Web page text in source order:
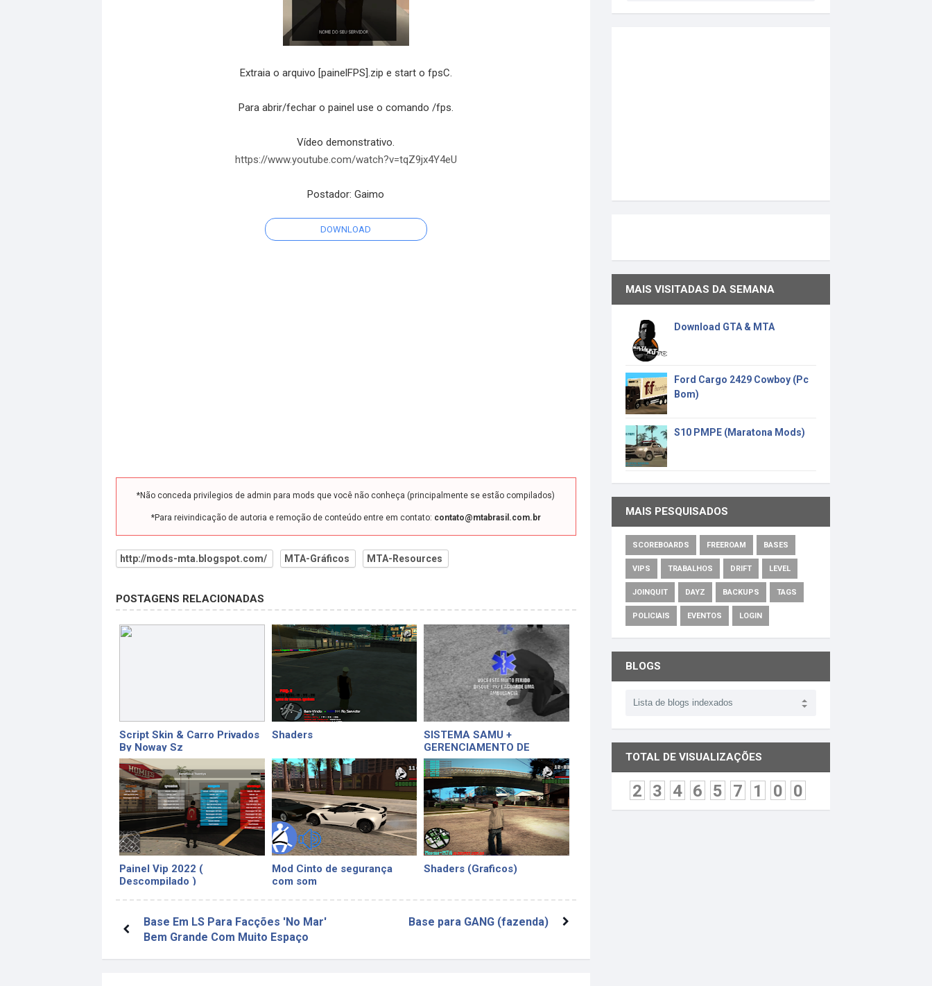
Extraia o arquivo [painelFPS].zip e start o fpsC.
Para abrir/fechar o painel use o comando /fps.
Vídeo demonstrativo.
https://www.youtube.com/watch?v=tqZ9jx4Y4eU
Postador: Gaimo
DOWNLOAD
*Não conceda privilegios de admin para mods que você não conheça (principalmente se estão compilados)
*Para reivindicação de autoria e remoção de conteúdo entre em contato: contato@mtabrasil.com.br
http://mods-mta.blogspot.com/ MTA-Gráficos MTA-Resources
POSTAGENS RELACIONADAS
Script Skin & Carro Privados
By Noway Sz
Shaders
SISTEMA SAMU +
GERENCIAMENTO DE
CHAMADAS
Painel Vip 2022 (
Descompilado )
Mod Cinto de segurança
com som
Shaders (Graficos)
Base Em LS Para Facções 'No Mar'
Bem Grande Com Muito Espaço
Base para GANG (fazenda)
MAIS VISITADAS DA SEMANA
Download GTA & MTA
Ford Cargo 2429 Cowboy (Pc
Bom)
S10 PMPE (Maratona Mods)
MAIS PESQUISADOS
SCOREBOARDS FREEROAM BASES
VIPS TRABALHOS DRIFT LEVEL
JOINQUIT DAYZ BACKUPS TAGS
POLICIAIS EVENTOS LOGIN
BLOGS
TOTAL DE VISUALIZAÇÕES
2 3 4 6 5 7 1 0 0